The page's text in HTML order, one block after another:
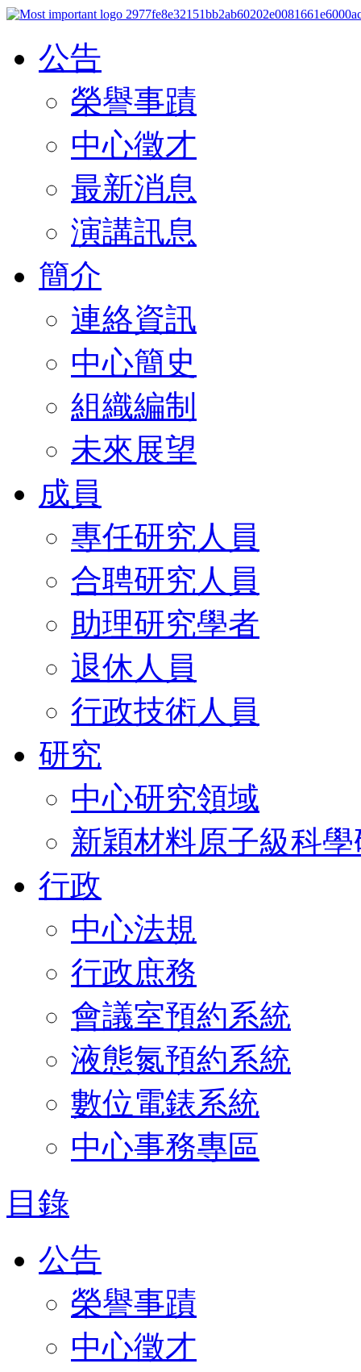
公告
榮譽事蹟
中心徵才
最新消息
演講訊息
簡介
連絡資訊
中心簡史
組織編制
未來展望
成員
專任研究人員
合聘研究人員
助理研究學者
退休人員
行政技術人員
研究
中心研究領域
新穎材料原子級科
行政
中心法規
行政庶務
會議室預約系統
液態氮預約系統
數位電錶系統
中心事務專區
目錄
公告
榮譽事蹟
中心徵才